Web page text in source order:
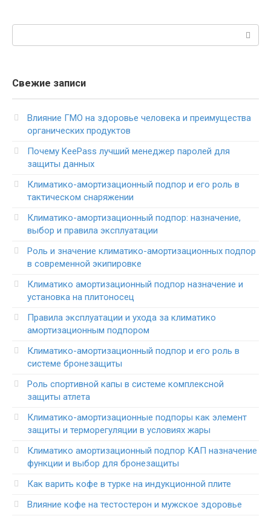
Свежие записи
Влияние ГМО на здоровье человека и преимущества
органических продуктов
Почему KeePass лучший менеджер паролей для
защиты данных
Климатико-амортизационный подпор и его роль в
тактическом снаряжении
Климатико-амортизационный подпор: назначение,
выбор и правила эксплуатации
Роль и значение климатико-амортизационных подпор
в современной экипировке
Климатико амортизационный подпор назначение и
установка на плитоносец
Правила эксплуатации и ухода за климатико
амортизационным подпором
Климатико-амортизационный подпор и его роль в
системе бронезащиты
Роль спортивной капы в системе комплексной
защиты атлета
Климатико-амортизационные подпоры как элемент
защиты и терморегуляции в условиях жары
Климатико амортизационный подпор КАП назначение
функции и выбор для бронезащиты
Как варить кофе в турке на индукционной плите
Влияние кофе на тестостерон и мужское здоровье